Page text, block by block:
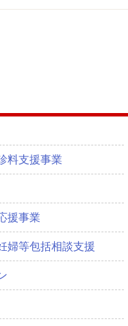
料支援事業
援事業
婦等包括相談支援